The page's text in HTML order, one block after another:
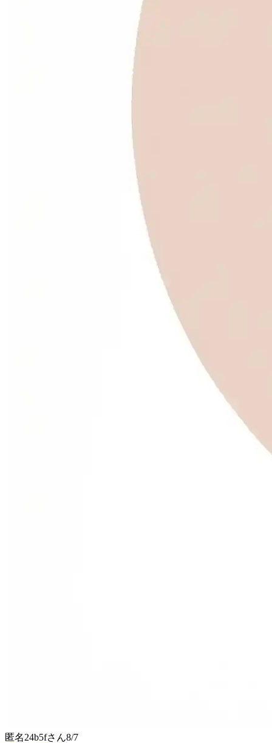
匿名24b5fさん8/7